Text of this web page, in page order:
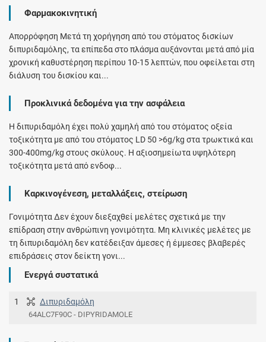
Φαρμακοκινητική
Απορρόφηση Μετά τη χορήγηση από του στόματος δισκίων
διπυριδαμόλης, τα επίπεδα στο πλάσμα αυξάνονται μετά από μία
χρονική καθυστέρηση περίπου 10-15 λεπτών, που οφείλεται στη
διάλυση του δισκίου και...
Προκλινικά δεδομένα για την ασφάλεια
Η διπυριδαμόλη έχει πολύ χαμηλή από του στόματος οξεία
τοξικότητα με από του στόματος LD 50 >6g/kg στα τρωκτικά και
300-400mg/kg στους σκύλους. Η αξιοσημείωτα υψηλότερη
τοξικότητα μετά από ενδοφ...
Καρκινογένεση, μεταλλάξεις, στείρωση
Γονιμότητα Δεν έχουν διεξαχθεί μελέτες σχετικά με την
επίδραση στην ανθρώπινη γονιμότητα. Μη κλινικές μελέτες με
τη διπυριδαμόλη δεν κατέδειξαν άμεσες ή έμμεσες βλαβερές
επιδράσεις στον δείκτη γονι...
Ενεργά συστατικά
1 Διπυριδαμόλη
64ALC7F90C - DIPYRIDAMOLE